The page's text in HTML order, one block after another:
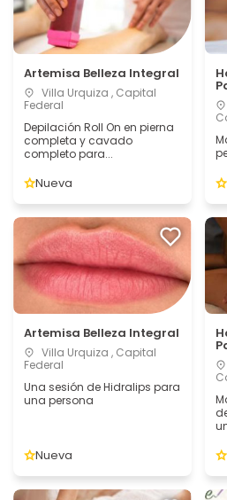
Artemisa Belleza Integral
Villa Urquiza , Capital
Federal
Depilación Roll On en pierna
completa y cavado
completo para...
Nueva
Artemisa Belleza Integral
Villa Urquiza , Capital
Federal
Una sesión de Hidralips para
una persona
Nueva